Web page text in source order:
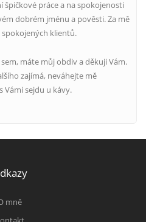
špičkové práce a na spokojenosti
dobrém jménu a pověsti. Za mě
klientů.
máte můj obdiv a děkuji Vám.
zajímá, neváhejte mě
Vámi sejdu u kávy.
mně